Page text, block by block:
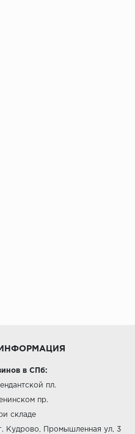
в СПб:
пл.
пр.
складе
Кудрово, Промышленная ул, 3